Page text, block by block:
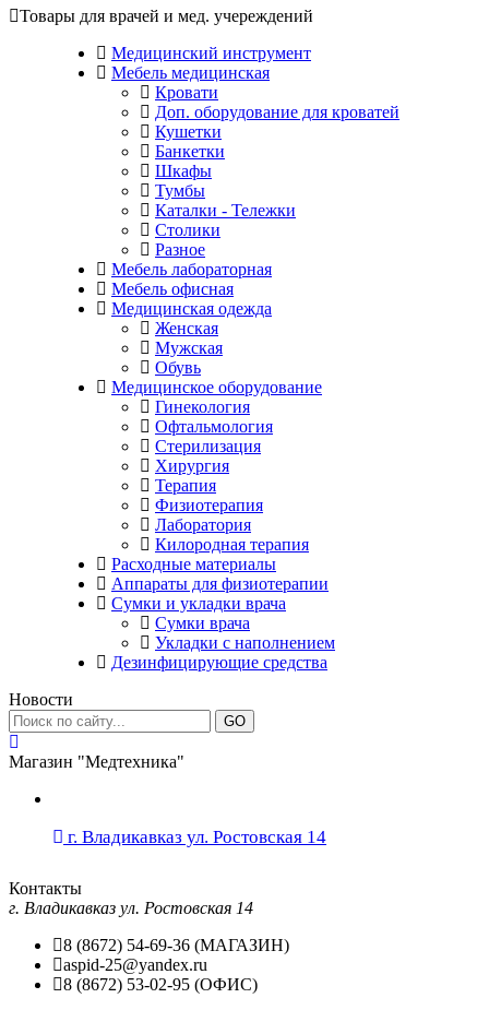
Товары для врачей и мед. учереждений
Медицинский инструмент
Мебель медицинская
Кровати
Доп. оборудование для кроватей
Кушетки
Банкетки
Шкафы
Тумбы
Каталки - Тележки
Столики
Разное
Мебель лабораторная
Мебель офисная
Медицинская одежда
Женская
Мужская
Обувь
Медицинское оборудование
Гинекология
Офтальмология
Стерилизация
Хирургия
Терапия
Физиотерапия
Лаборатория
Килородная терапия
Расходные материалы
Аппараты для физиотерапии
Сумки и укладки врача
Сумки врача
Укладки с наполнением
Дезинфицирующие средства
Новости
GO
Магазин "Медтехника"
г. Владикавказ ул. Ростовская 14
Контакты
г. Владикавказ ул. Ростовская 14
8 (8672) 54-69-36 (МАГАЗИН)
aspid-25@yandex.ru
8 (8672) 53-02-95 (ОФИС)